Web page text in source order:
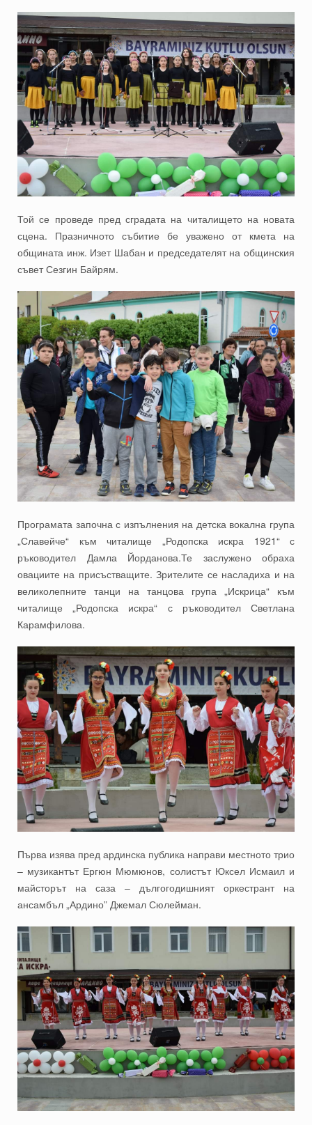
Той се проведе пред сградата на читалището на новата
сцена. Празничното събитие бе уважено от кмета на
общината инж. Изет Шабан и председателят на общинския
съвет Сезгин Байрям.
Програмата започна с изпълнения на детска вокална група
„Славейче“ към читалище „Родопска искра 1921“ с
ръководител Дамла Йорданова.Те заслужено обраха
овациите на присъстващите. Зрителите се насладиха и на
великолепните танци на танцова група „Искрица“ към
читалище „Родопска искра“ с ръководител Светлана
Карамфилова.
Първа изява пред ардинска публика направи местното трио
– музикантът Ергюн Мюмюнов, солистът Юксел Исмаил и
майсторът на саза – дългогодишният оркестрант на
ансамбъл „Ардино” Джемал Сюлейман.